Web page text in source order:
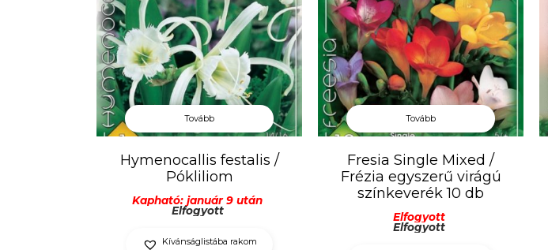
Tovább
Hymenocallis festalis /
Pókliliom
Kapható: január 9 után
Elfogyott
Kívánságlistába rakom
Tovább
Fresia Single Mixed /
Frézia egyszerű virágú
színkeverék 10 db
Elfogyott
Elfogyott